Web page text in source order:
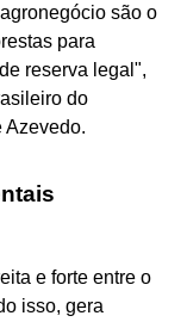
são o
para
reserva legal",
do
Azevedo.
e forte entre o
isso, gera